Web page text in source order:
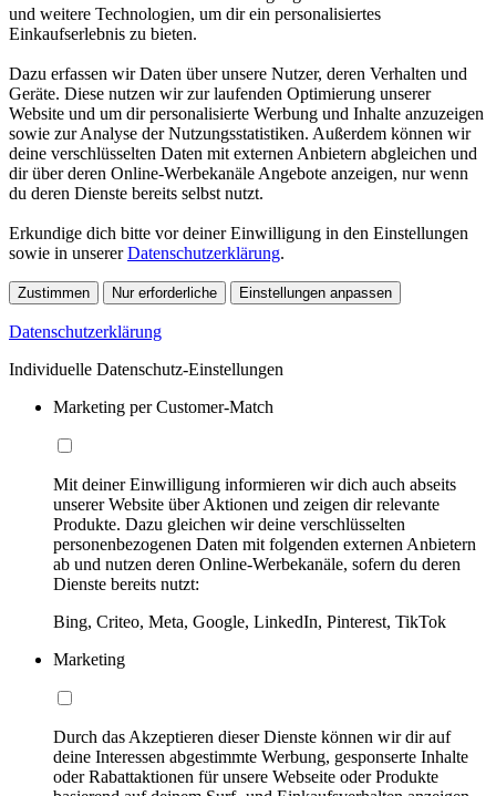
und weitere Technologien, um dir ein personalisiertes
Einkaufserlebnis zu bieten.
Dazu erfassen wir Daten über unsere Nutzer, deren Verhalten und
Geräte. Diese nutzen wir zur laufenden Optimierung unserer
Website und um dir personalisierte Werbung und Inhalte anzuzeigen
sowie zur Analyse der Nutzungsstatistiken. Außerdem können wir
deine verschlüsselten Daten mit externen Anbietern abgleichen und
dir über deren Online-Werbekanäle Angebote anzeigen, nur wenn
du deren Dienste bereits selbst nutzt.
Erkundige dich bitte vor deiner Einwilligung in den Einstellungen
sowie in unsererDatenschutzerklärung.
Zustimmen Nur erforderliche Einstellungen anpassen
Datenschutzerklärung
Individuelle Datenschutz-Einstellungen
Marketing per Customer-Match
Mit deiner Einwilligung informieren wir dich auch abseits
unserer Website über Aktionen und zeigen dir relevante
Produkte. Dazu gleichen wir deine verschlüsselten
personenbezogenen Daten mit folgenden externen Anbietern
ab und nutzen deren Online-Werbekanäle, sofern du deren
Dienste bereits nutzt:
Bing, Criteo, Meta, Google, LinkedIn, Pinterest, TikTok
Marketing
Durch das Akzeptieren dieser Dienste können wir dir auf
deine Interessen abgestimmte Werbung, gesponserte Inhalte
oder Rabattaktionen für unsere Webseite oder Produkte